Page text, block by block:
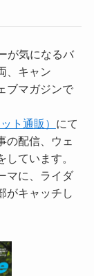
が気になるバ
、キャン
ブマガジンで
ト通販） にて
の配信、ウェ
ています。
マに、ライダ
がキャッチし